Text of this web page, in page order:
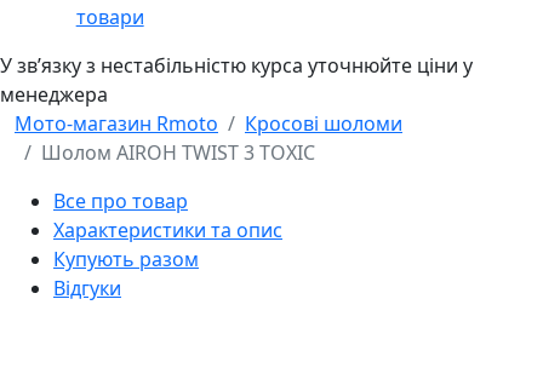
товари
У звʼязку з нестабільністю курса уточнюйте ціни у
менеджера
Мото-магазин Rmoto
Кросові шоломи
Шолом AIROH TWIST 3 TOXIC
Все про товар
Характеристики та опис
Купують разом
Відгуки